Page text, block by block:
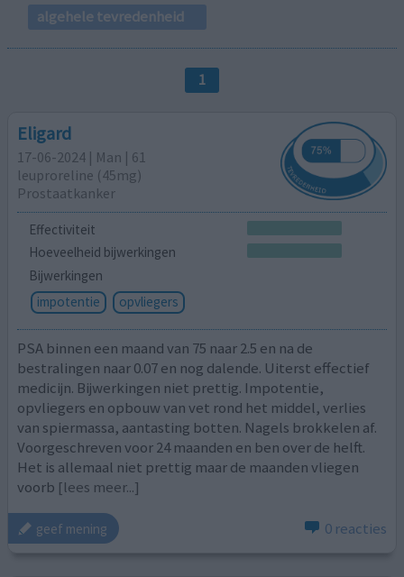
algehele tevredenheid
1
Eligard
17-06-2024 | Man | 61
leuproreline (45mg)
Prostaatkanker
Effectiviteit
Hoeveelheid bijwerkingen
Bijwerkingen
impotentie
opvliegers
PSA binnen een maand van 75 naar 2.5 en na de
bestralingen naar 0.07 en nog dalende. Uiterst effectief
medicijn. Bijwerkingen niet prettig. Impotentie,
opvliegers en opbouw van vet rond het middel, verlies
van spiermassa, aantasting botten. Nagels brokkelen af.
Voorgeschreven voor 24 maanden en ben over de helft.
Het is allemaal niet prettig maar de maanden vliegen
voorb [lees meer...]
geef mening 0 reacties